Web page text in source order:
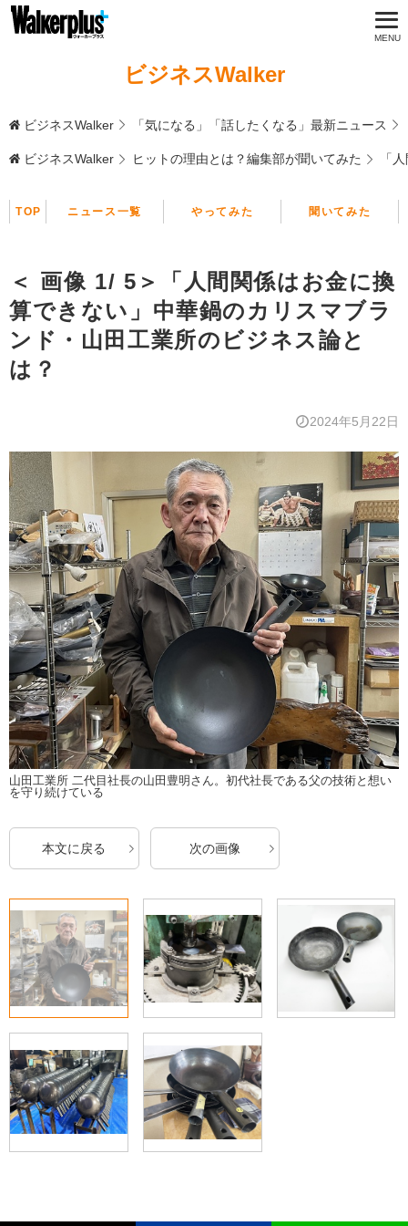
ビジネスWalker
ビジネスWalker 「気になる」「話したくなる」最新ニュース
ビジネスWalker ヒットの理由とは？編集部が聞いてみた 「
TOP ニュース一覧 やってみた 聞いてみた
＜ 画像 1/ 5＞「人間関係はお金に換
算できない」中華鍋のカリスマブラ
ンド・山田工業所のビジネス論と
は？
2024年5月22日
山田工業所 二代目社長の山田豊明さん。初代社長である父の技術と想い
を守り続けている
本文に戻る 次の画像